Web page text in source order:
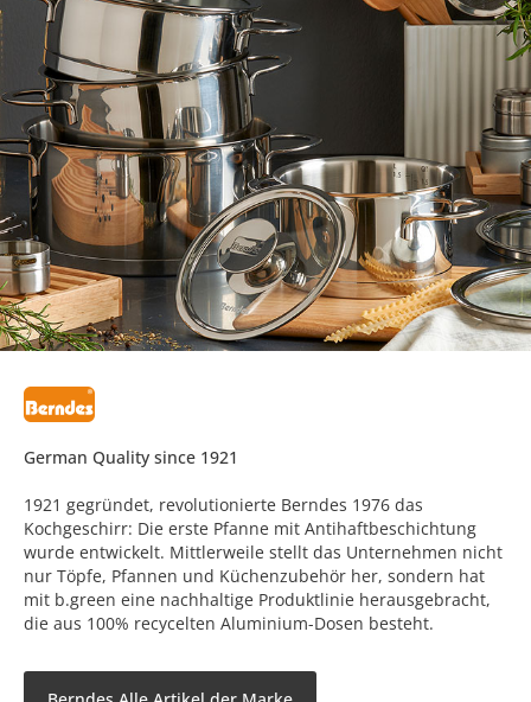
German Quality since 1921
1921 gegründet, revolutionierte Berndes 1976 das
Kochgeschirr: Die erste Pfanne mit Antihaftbeschichtung
wurde entwickelt. Mittlerweile stellt das Unternehmen nicht
nur Töpfe, Pfannen und Küchenzubehör her, sondern hat
mit b.green eine nachhaltige Produktlinie herausgebracht,
die aus 100% recycelten Aluminium-Dosen besteht.